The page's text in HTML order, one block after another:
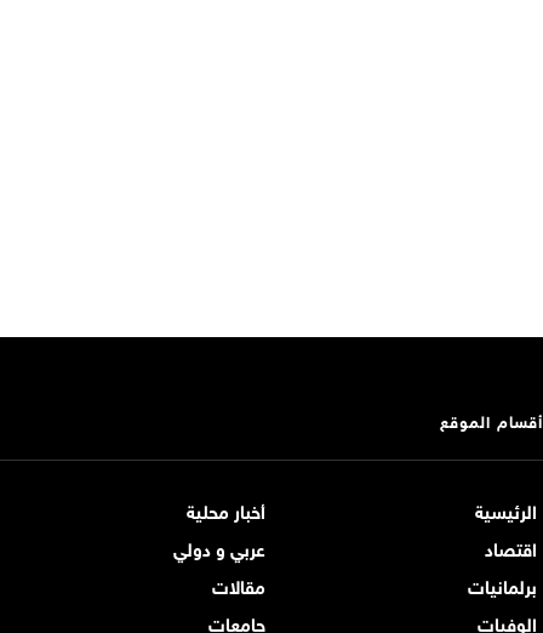
أقسام الموقع
الرئيسية
أخبار محلية
اقتصاد
عربي و دولي
برلمانيات
مقالات
الوفيات
جامعات